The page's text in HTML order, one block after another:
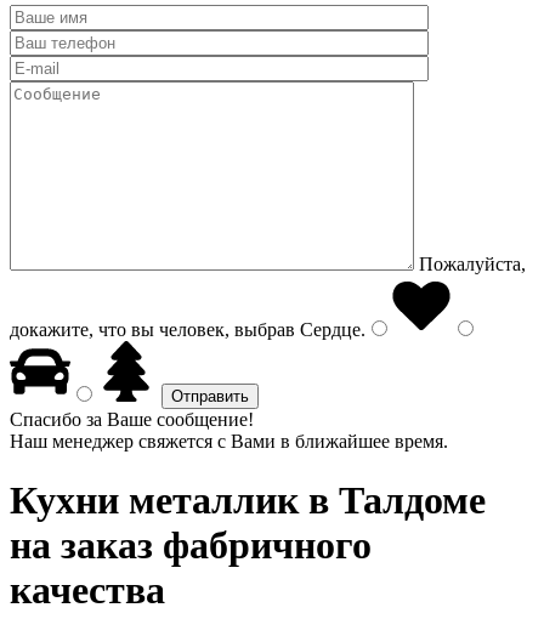
Пожалуйста,
докажите, что вы человек, выбрав Сердце.
Спасибо за Ваше сообщение!
Наш менеджер свяжется с Вами в ближайшее время.
Кухни металликв Талдоме
на заказ фабричного
качества